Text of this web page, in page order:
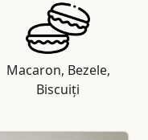
Macaron, Bezele,
Biscuiți